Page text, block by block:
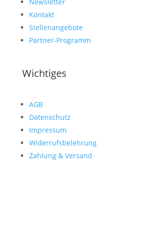
Kontakt
Stellenangebote
Partner-Programm
Wichtiges
AGB
Datenschutz
Impressum
Widerrufsbelehrung
Zahlung & Versand